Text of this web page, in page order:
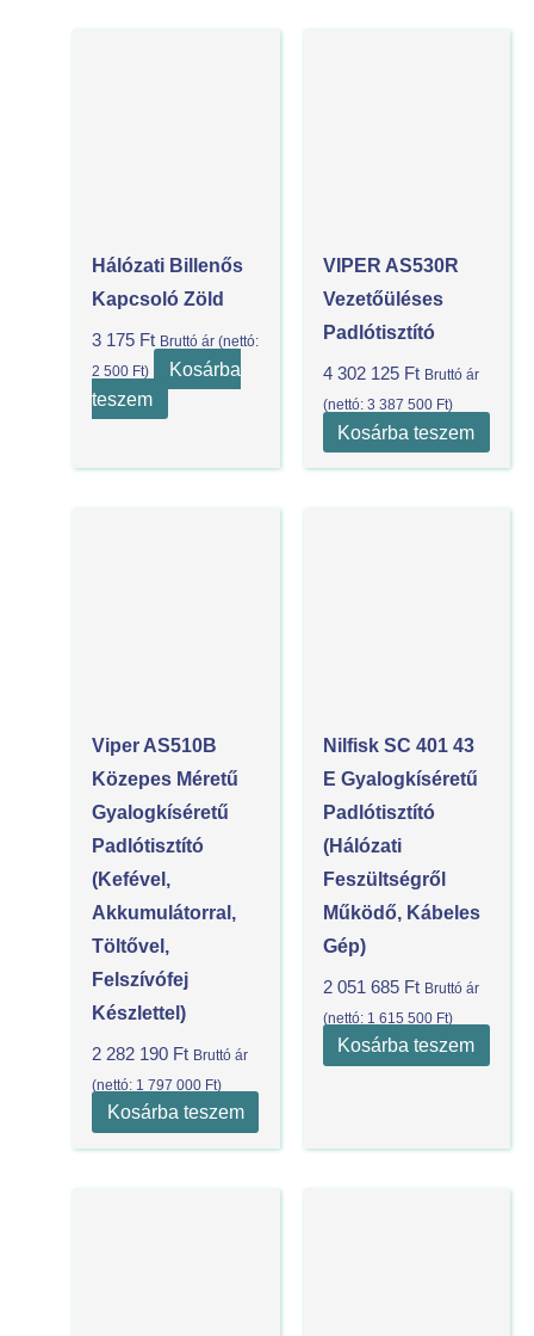
Hálózati Billenős
Kapcsoló Zöld
3 175 Ft Bruttó ár (nettó:
2 500 Ft)
Kosárba
teszem
VIPER AS530R
Vezetőüléses
Padlótisztító
4 302 125 Ft Bruttó ár
(nettó: 3 387 500 Ft)
Kosárba teszem
Viper AS510B
Közepes Méretű
Gyalogkíséretű
Padlótisztító
(kefével,
Akkumulátorral,
Töltővel,
Felszívófej
Készlettel)
2 282 190 Ft Bruttó ár
(nettó: 1 797 000 Ft)
Kosárba teszem
Nilfisk SC 401 43
E Gyalogkíséretű
Padlótisztító
(Hálózati
Feszültségről
Működő, Kábeles
Gép)
2 051 685 Ft Bruttó ár
(nettó: 1 615 500 Ft)
Kosárba teszem